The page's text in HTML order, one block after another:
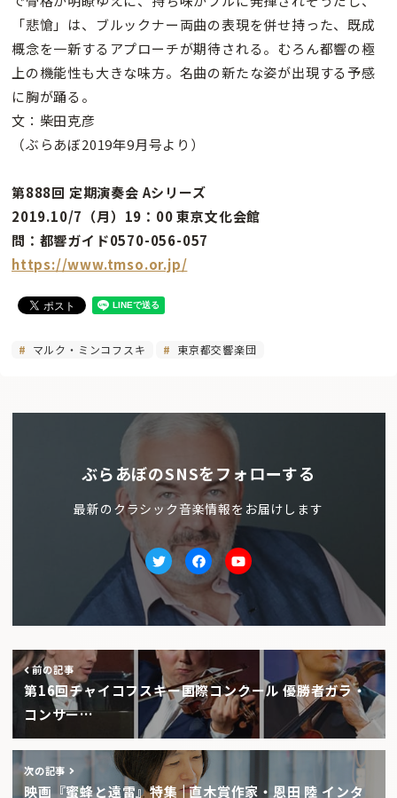
「悲愴」は、ブルックナー両曲の表現を併せ持った、既成
概念を一新するアプローチが期待される。むろん都響の極
上の機能性も大きな味方。名曲の新たな姿が出現する予感
に胸が踊る。
文：柴田克彦
（ぶらあぼ2019年9月号より）
第888回 定期演奏会 Aシリーズ
2019.10/7（月）19：00 東京文化会館
問：都響ガイド0570-056-057
https://www.tmso.or.jp/
マルク・ミンコフスキ 東京都交響楽団
ぶらあぼのSNSをフォローする
最新のクラシック音楽情報をお届けします
TwitterfacebookYoutube
前の記事
第16回チャイコフスキー国際コンクール 優勝者ガラ・
コンサー…
次の記事
映画『蜜蜂と遠雷』特集 | 直木賞作家・恩田 陸 インタ